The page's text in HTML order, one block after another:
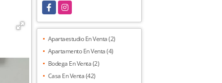
FacebookInstagram
Apartaestudio En Venta (2)
Apartamento En Venta (4)
Bodega En Venta (2)
Casa En Venta (42)